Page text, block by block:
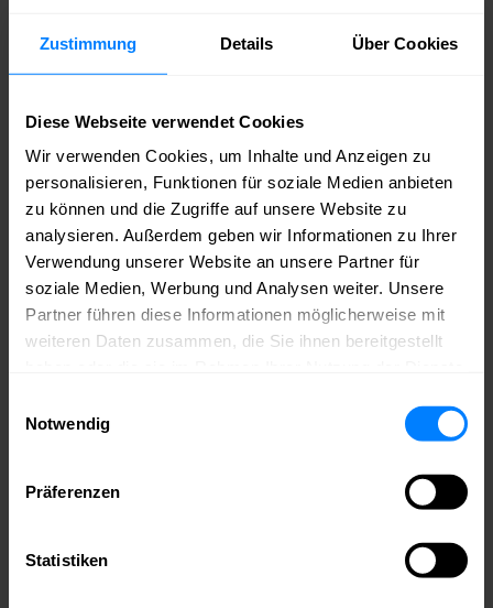
Zustimmung Details Über Cookies
Diese Webseite verwendet Cookies
Wir verwenden Cookies, um Inhalte und Anzeigen zu
personalisieren, Funktionen für soziale Medien anbieten
zu können und die Zugriffe auf unsere Website zu
analysieren. Außerdem geben wir Informationen zu Ihrer
Verwendung unserer Website an unsere Partner für
soziale Medien, Werbung und Analysen weiter. Unsere
Partner führen diese Informationen möglicherweise mit
weiteren Daten zusammen, die Sie ihnen bereitgestellt
Notwendig
Präferenzen
Statistiken
Deine Ansprechperson
Xsolla Berlin GmbH
Roland Jancic
Mindspace Krausenstraße, Krausenstraße 9-10, 10117 Berlin,
Deutschland
030 355 15711info@xsolla.com xsolla.com
Werde jetzt Mitglied im medianet.
Bei uns triffst du die richtigen Leute – aus deiner Branche und weit
darüber hinaus. Du bekommst Zugang zu Wissen, Sichtbarkeit für
dein Unternehmen und echte Chancen, dich einzubringen – ob auf
Mitglied werden
Bleib auf dem Laufenden – mit Newslettern aus
Erfahre immer als Erstes von neuen Events, Jobausschreibungen aus
der Community, Mitgliederaktionen und, und, und. Melde dich jetzt